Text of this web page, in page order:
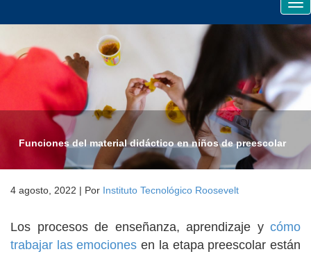
Funciones del material didáctico en niños de preescolar
4 agosto, 2022 | Por Instituto Tecnológico Roosevelt
Los procesos de enseñanza, aprendizaje y cómo
trabajar las emociones en la etapa preescolar están